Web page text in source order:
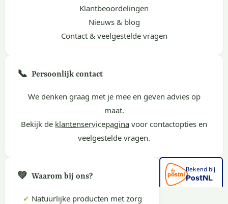
Klantbeoordelingen
Nieuws & blog
Contact & veelgestelde vragen
📞 Persoonlijk contact
We denken graag met je mee en geven advies op
maat.
Bekijk de klantenservicepagina voor contactopties en
veelgestelde vragen.
💚 Waarom bij ons?
✔ Natuurlijke producten met zorg